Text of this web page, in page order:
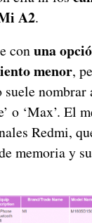
A2.
conuna
menor,
nombrar
o ‘Max’. El
Redmi,
memoria y